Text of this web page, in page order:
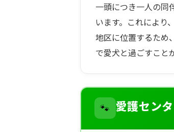
一頭につき一人の同
います。これにより
地区に位置するため
で愛犬と過ごすこと
🐾 愛護セン